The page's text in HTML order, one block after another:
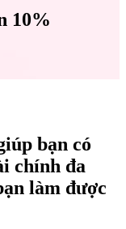
10%
bạn có
chính đa
làm được